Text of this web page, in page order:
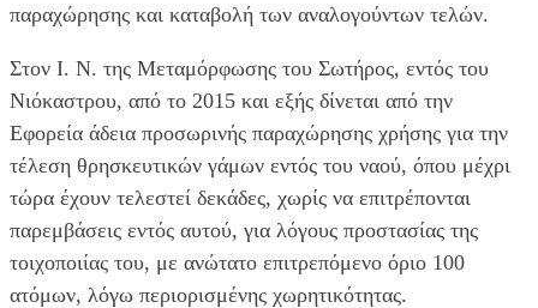
παραχώρησης και καταβολή των αναλογούντων τελών.
Στον Ι. Ν. της Μεταμόρφωσης του Σωτήρος, εντός του
Νιόκαστρου, από το 2015 και εξής δίνεται από την
Εφορεία άδεια προσωρινής παραχώρησης χρήσης για την
τέλεση θρησκευτικών γάμων εντός του ναού, όπου μέχρι
τώρα έχουν τελεστεί δεκάδες, χωρίς να επιτρέπονται
παρεμβάσεις εντός αυτού, για λόγους προστασίας της
τοιχοποιίας του, με ανώτατο επιτρεπόμενο όριο 100
ατόμων, λόγω περιορισμένης χωρητικότητας.